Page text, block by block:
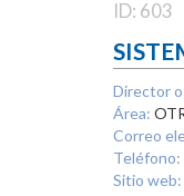
ID: 603
Director
Área:
Correo
Teléfono:
Sitio web: